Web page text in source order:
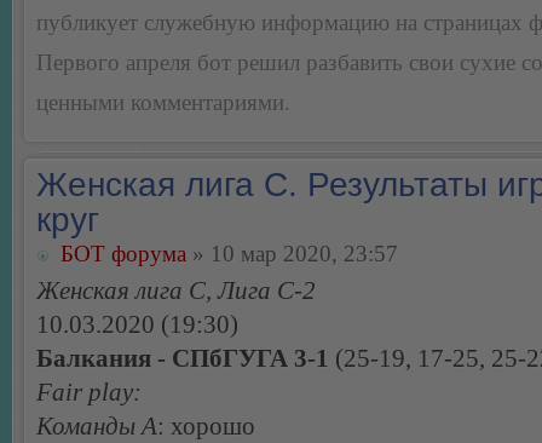
публикует служебную информацию на страницах
Первого апреля бот решил разбавить свои сухие
ценными комментариями.
Женская лига С. Результаты
круг
БОТ форума » 10 мар 2020, 23:57
Женская лига С, Лига С-2
10.03.2020 (19:30)
Балкания - СПбГУГА 3-1 (25-19, 17-25, 25-
Fair play:
Команды А: хорошо